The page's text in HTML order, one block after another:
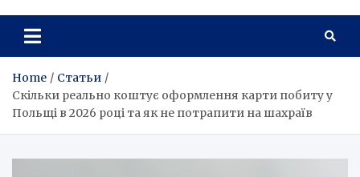
novamolod.ck.ua
Home
Статьи
Скільки реально коштує оформлення карти побиту у
Польщі в 2026 році та як не потрапити на шахраїв